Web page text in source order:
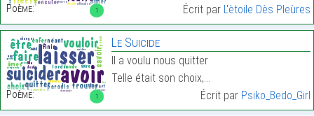
1
Poème:
Écrit par L'ètoile Dès Pleùres
1
Poème:
Le Suicide
Il a voulu nous quitter
Telle était son choix,…
Écrit par Psiko_Bedo_Girl